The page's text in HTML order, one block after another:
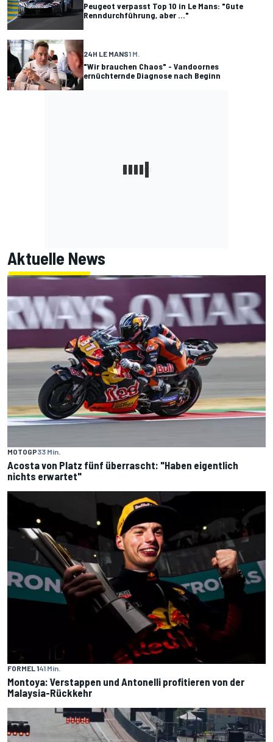
Peugeot verpasst Top 10 in Le Mans: "Gute
Renndurchführung, aber ..."
24H LE MANS1 M.
"Wir brauchen Chaos" - Vandoornes
ernüchternde Diagnose nach Beginn
Aktuelle News
MOTOGP33 Min.
Acosta von Platz fünf überrascht: "Haben eigentlich
nichts erwartet"
FORMEL 141 Min.
Montoya: Verstappen und Antonelli profitieren von der
Malaysia-Rückkehr